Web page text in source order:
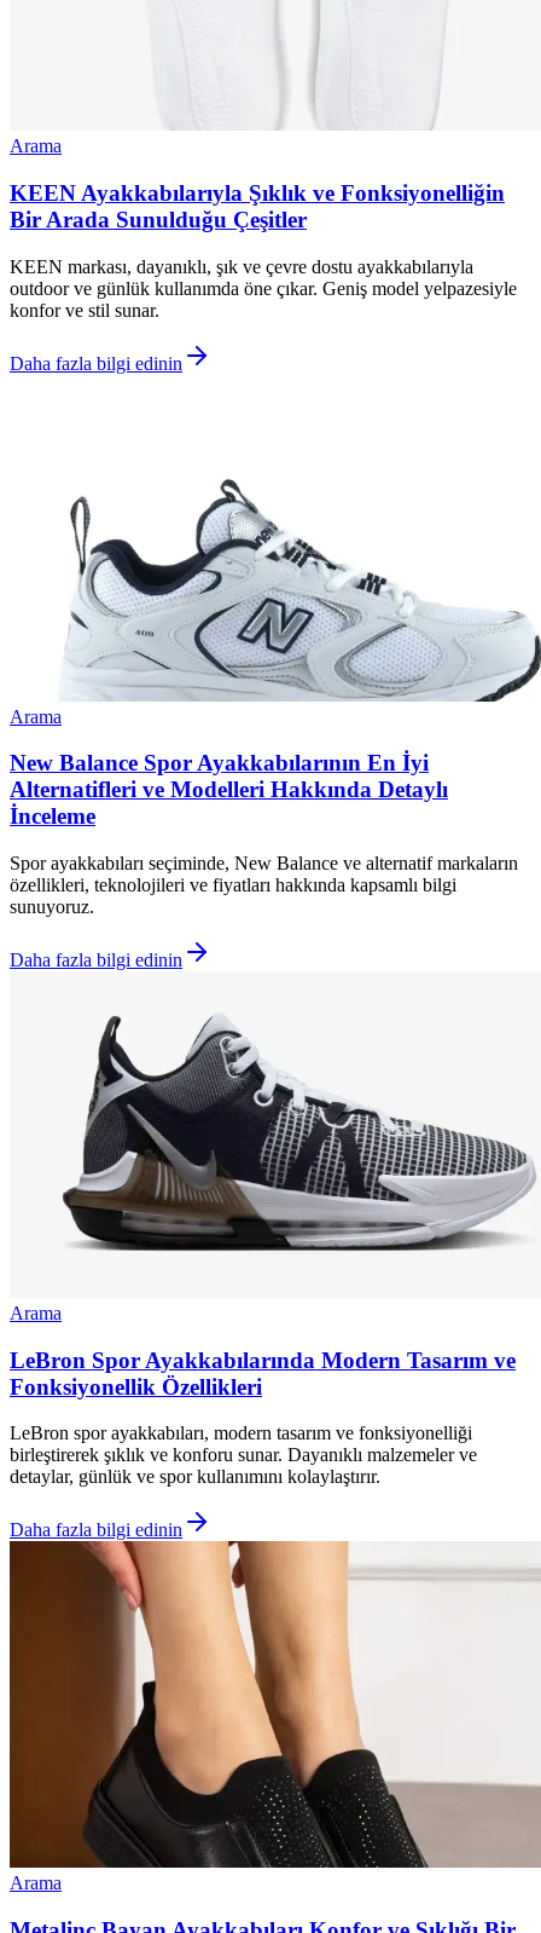
Arama
KEEN Ayakkabılarıyla Şıklık ve Fonksiyonelliğin
Bir Arada Sunulduğu Çeşitler
KEEN markası, dayanıklı, şık ve çevre dostu ayakkabılarıyla
outdoor ve günlük kullanımda öne çıkar. Geniş model yelpazesiyle
konfor ve stil sunar.
Daha fazla bilgi edinin
Arama
New Balance Spor Ayakkabılarının En İyi
Alternatifleri ve Modelleri Hakkında Detaylı
İnceleme
Spor ayakkabıları seçiminde, New Balance ve alternatif markaların
özellikleri, teknolojileri ve fiyatları hakkında kapsamlı bilgi
sunuyoruz.
Daha fazla bilgi edinin
Arama
LeBron Spor Ayakkabılarında Modern Tasarım ve
Fonksiyonellik Özellikleri
LeBron spor ayakkabıları, modern tasarım ve fonksiyonelliği
birleştirerek şıklık ve konforu sunar. Dayanıklı malzemeler ve
detaylar, günlük ve spor kullanımını kolaylaştırır.
Daha fazla bilgi edinin
Arama